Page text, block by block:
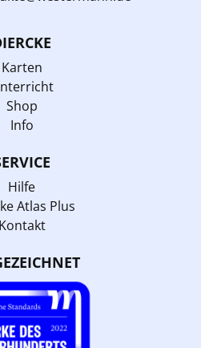
Karten
Shop
Info
Hilfe
Atlas Plus
Kontakt